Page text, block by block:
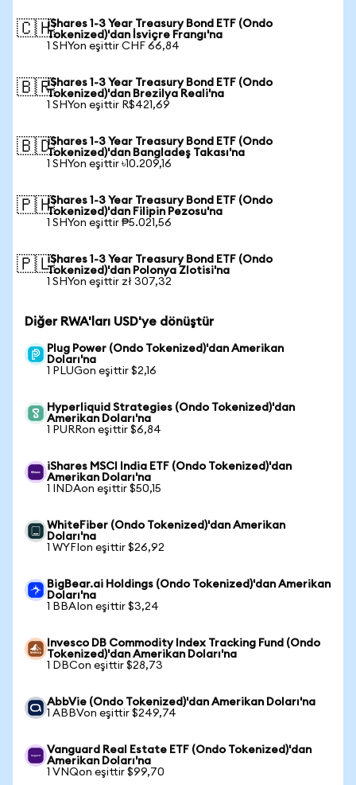
🇨🇭iShares 1-3 Year Treasury Bond ETF (Ondo
Tokenized)'dan İsviçre Frangı'na
1 SHYon eşittir CHF 66,84
🇧🇷iShares 1-3 Year Treasury Bond ETF (Ondo
Tokenized)'dan Brezilya Reali'na
1 SHYon eşittir R$421,69
🇧🇩iShares 1-3 Year Treasury Bond ETF (Ondo
Tokenized)'dan Bangladeş Takası'na
1 SHYon eşittir ৳10.209,16
🇵🇭iShares 1-3 Year Treasury Bond ETF (Ondo
Tokenized)'dan Filipin Pezosu'na
1 SHYon eşittir ₱5.021,56
🇵🇱iShares 1-3 Year Treasury Bond ETF (Ondo
Tokenized)'dan Polonya Zlotisi'na
1 SHYon eşittir zł 307,32
Diğer RWA'ları USD'ye dönüştür
Plug Power (Ondo Tokenized)'dan Amerikan
Doları'na
1 PLUGon eşittir $2,16
Hyperliquid Strategies (Ondo Tokenized)'dan
Amerikan Doları'na
1 PURRon eşittir $6,84
iShares MSCI India ETF (Ondo Tokenized)'dan
Amerikan Doları'na
1 INDAon eşittir $50,15
WhiteFiber (Ondo Tokenized)'dan Amerikan
Doları'na
1 WYFIon eşittir $26,92
BigBear.ai Holdings (Ondo Tokenized)'dan Amerikan
Doları'na
1 BBAIon eşittir $3,24
Invesco DB Commodity Index Tracking Fund (Ondo
Tokenized)'dan Amerikan Doları'na
1 DBCon eşittir $28,73
AbbVie (Ondo Tokenized)'dan Amerikan Doları'na
1 ABBVon eşittir $249,74
Vanguard Real Estate ETF (Ondo Tokenized)'dan
Amerikan Doları'na
1 VNQon eşittir $99,70